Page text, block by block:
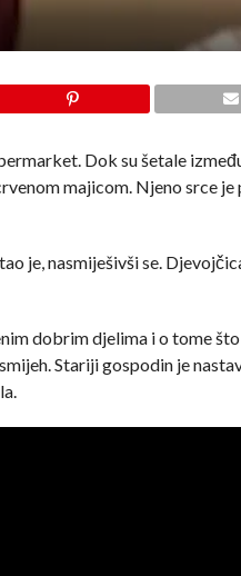
Dok su šetale
majicom. Njeno srce
je, nasmiješivši se.
dobrim djelima i o tome
Stariji gospodin je